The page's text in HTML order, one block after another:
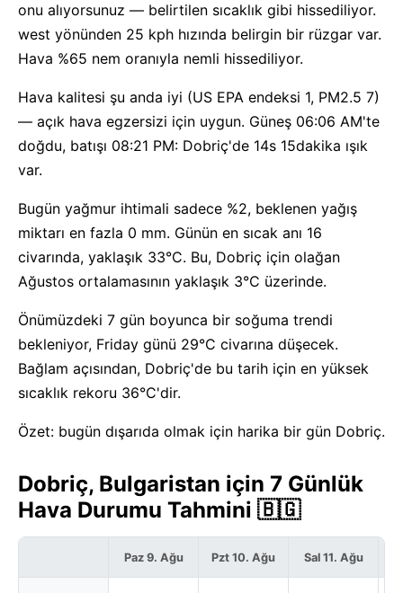
onu alıyorsunuz — belirtilen sıcaklık gibi hissediliyor.
west yönünden 25 kph hızında belirgin bir rüzgar var.
Hava %65 nem oranıyla nemli hissediliyor.
Hava kalitesi şu anda iyi (US EPA endeksi 1, PM2.5 7)
— açık hava egzersizi için uygun. Güneş 06:06 AM'te
doğdu, batışı 08:21 PM: Dobriç'de 14s 15dakika ışık
var.
Bugün yağmur ihtimali sadece %2, beklenen yağış
miktarı en fazla 0 mm. Günün en sıcak anı 16
civarında, yaklaşık 33°C. Bu, Dobriç için olağan
Ağustos ortalamasının yaklaşık 3°C üzerinde.
Önümüzdeki 7 gün boyunca bir soğuma trendi
bekleniyor, Friday günü 29°C civarına düşecek.
Bağlam açısından, Dobriç'de bu tarih için en yüksek
sıcaklık rekoru 36°C'dir.
Özet: bugün dışarıda olmak için harika bir gün Dobriç.
Dobriç, Bulgaristan için 7 Günlük
Hava Durumu Tahmini 🇧🇬
Paz 9. Ağu Pzt 10. Ağu Sal 11. Ağu